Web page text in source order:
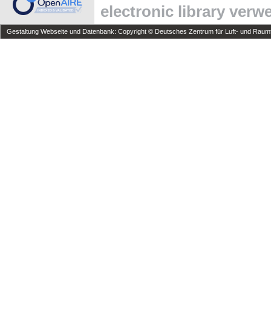
electronic library
Gestaltung Webseite und Datenbank: Copyright © Deutsches Zentrum für Luft- und